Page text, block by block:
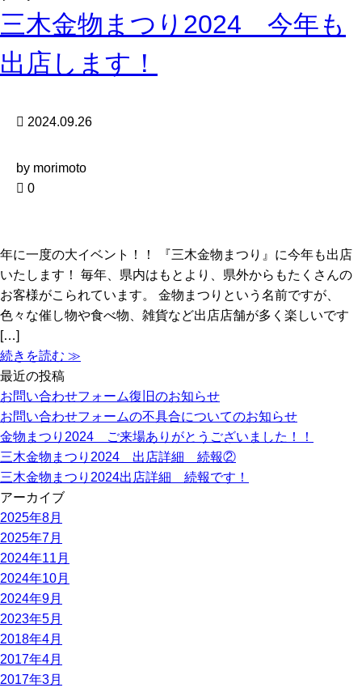
三木金物まつり2024 今年も
出店します！
2024.09.26
by morimoto
0
年に一度の大イベント！！ 『三木金物まつり』に今年も出店
いたします！ 毎年、県内はもとより、県外からもたくさんの
お客様がこられています。 金物まつりという名前ですが、
色々な催し物や食べ物、雑貨など出店店舗が多く楽しいです
[…]
続きを読む ≫
最近の投稿
お問い合わせフォーム復旧のお知らせ
お問い合わせフォームの不具合についてのお知らせ
金物まつり2024 ご来場ありがとうございました！！
三木金物まつり2024 出店詳細 続報②
三木金物まつり2024出店詳細 続報です！
アーカイブ
2025年8月
2025年7月
2024年11月
2024年10月
2024年9月
2023年5月
2018年4月
2017年4月
2017年3月